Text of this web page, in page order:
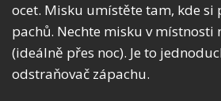
ocet. Misku umístěte tam, kde si
pachů. Nechte misku v místnosti
(ideálně přes noc). Je to
odstraňovač zápachu.